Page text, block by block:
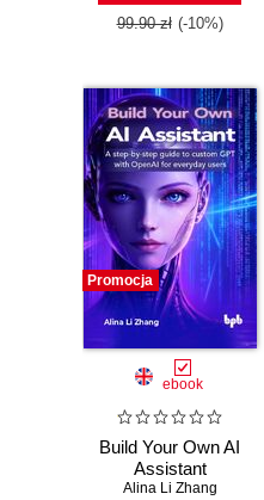
99.90 zł (-10%)
Promocja
ebook
Build Your Own AI
Assistant
Alina Li Zhang